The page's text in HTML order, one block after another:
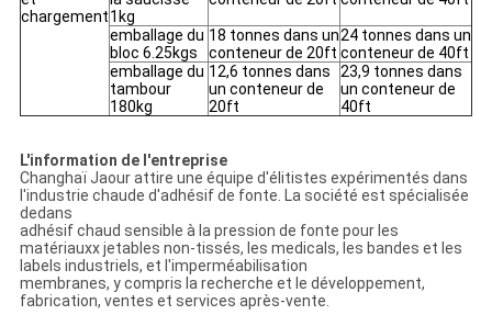
chargement1kg
emballage du
bloc 6.25kgs
18 tonnes dans un
conteneur de 20ft
24 tonnes dans un
conteneur de 40ft
emballage du
tambour
180kg
12,6 tonnes dans
un conteneur de
20ft
23,9 tonnes dans
un conteneur de
40ft
L'information de l'entreprise
Changhaï Jaour attire une équipe d'élitistes expérimentés dans
l'industrie chaude d'adhésif de fonte. La société est spécialisée
dedans
adhésif chaud sensible à la pression de fonte pour les
matériauxx jetables non-tissés, les medicals, les bandes et les
labels industriels, et l'imperméabilisation
membranes, y compris la recherche et le développement,
fabrication, ventes et services après-vente.